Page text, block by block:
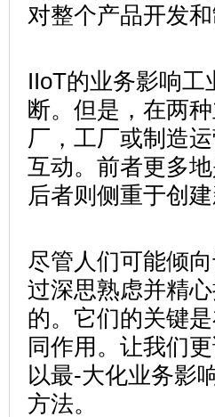
对整个产品开发
IIoT的业务影响
断。但是，在两
厂，工厂或制造
互动。前者更多
后者则侧重于创
尽管人们可能倾
过深思熟虑并精
的。它们的关键
同作用。让我们
以最-大化业务影
方法。